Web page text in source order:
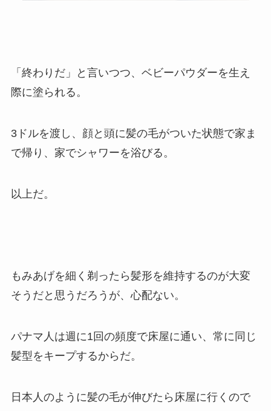
「終わりだ」と言いつつ、ベビーパウダーを生え
際に塗られる。
3ドルを渡し、顔と頭に髪の毛がついた状態で家ま
で帰り、家でシャワーを浴びる。
以上だ。
もみあげを細く剃ったら髪形を維持するのが大変
そうだと思うだろうが、心配ない。
パナマ人は週に1回の頻度で床屋に通い、常に同じ
髪型をキープするからだ。
日本人のように髪の毛が伸びたら床屋に行くので